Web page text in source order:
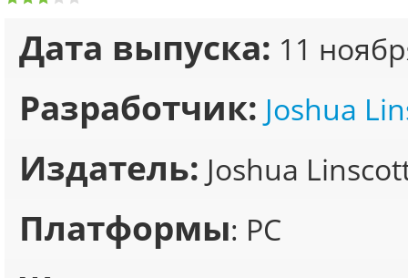
Дата выпуска: 11
Разработчик: Joshua
Издатель: Joshua
Платформы: PC